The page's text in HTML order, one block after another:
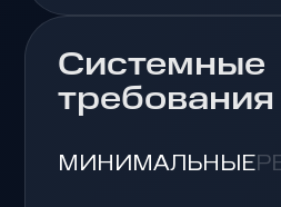
Системные
требования
МИНИМАЛЬНЫЕ